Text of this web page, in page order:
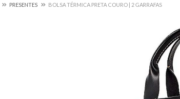
PRESENTES BOLSA TÉRMICA PRETA COURO | 2 GARRAFAS